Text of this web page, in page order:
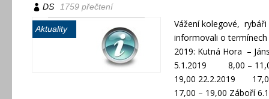
DS 1759 přečtení
Aktuality
Vážení kolegové, rybáři
informovali o
2019: Kutná Hora –
5.1.2019 8,00 –
19,00 22.2.2019
17,00 – 19,00 Záboří